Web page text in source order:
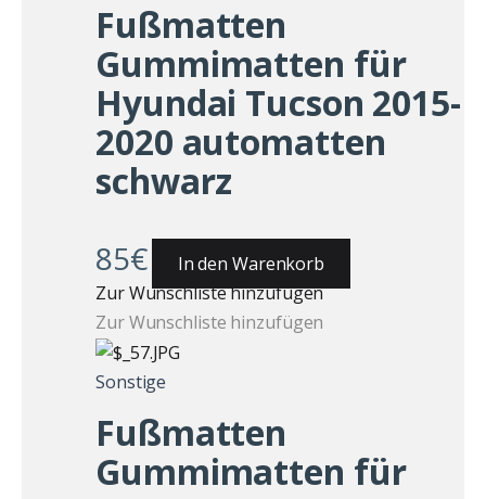
Fußmatten
Gummimatten für
Hyundai Tucson 2015-
2020 automatten
schwarz
85€
In den Warenkorb
Zur Wunschliste hinzufügen
Zur Wunschliste hinzufügen
Sonstige
Fußmatten
Gummimatten für